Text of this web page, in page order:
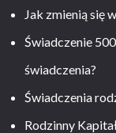
Jak zmienią się
Świadczenie
świadczenia?
Świadczenia
Rodzinny